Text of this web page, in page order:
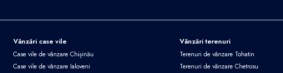
Vânzări case vile
Case vile de vânzare Chișinău
Case vile de vânzare Ialoveni
Vânzări terenuri
Terenuri de vânzare Tohatin
Terenuri de vânzare Chetrosu